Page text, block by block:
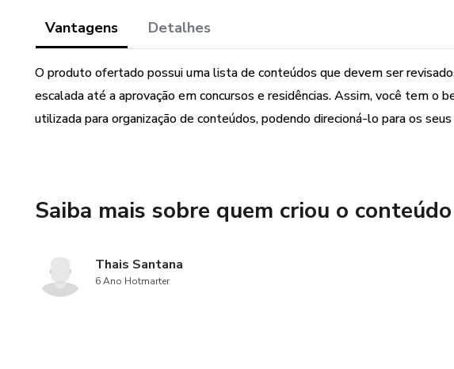
7. Eletrofototermoterapia
10. Neopediatria
Vantagens Detalhes
O produto ofertado possui uma lista de conteúdos que devem ser
escalada até a aprovação em concursos e residências. Assim, você tem o
utilizada para organização de conteúdos, podendo direcioná-lo para os
Saiba mais sobre quem criou o conteúdo
Thais Santana
6 Ano Hotmarter